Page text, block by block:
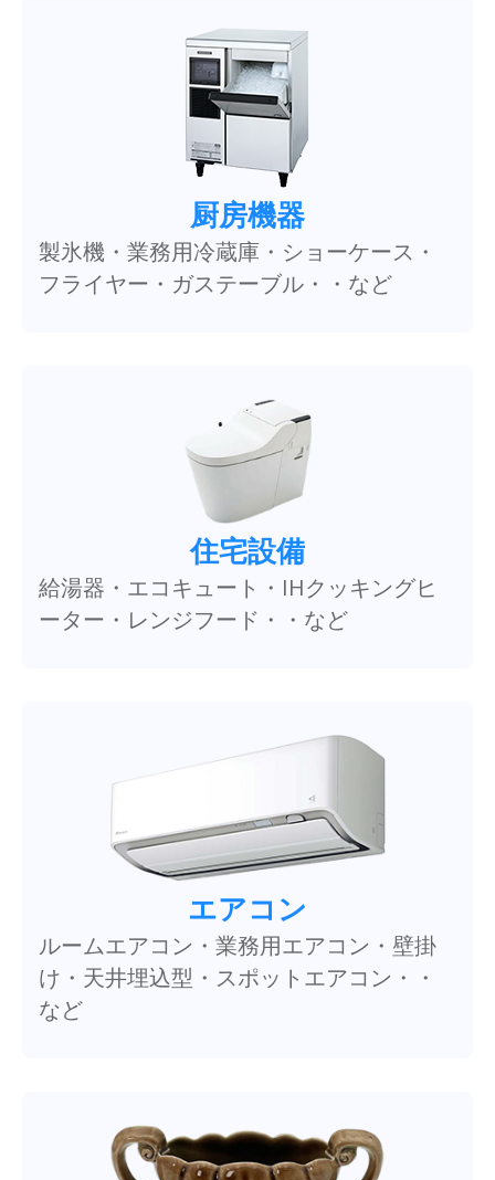
厨房機器
製氷機・業務用冷蔵庫・ショーケース・
フライヤー・ガステーブル・・など
住宅設備
給湯器・エコキュート・IHクッキングヒ
ーター・レンジフード・・など
エアコン
ルームエアコン・業務用エアコン・壁掛
け・天井埋込型・スポットエアコン・・
など